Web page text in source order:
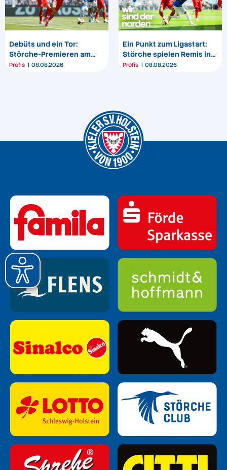
Debüts und ein Tor:
Störche-Premieren am
„Bölle“
Profis 08.08.2026
Ein Punkt zum Ligastart:
Störche spielen Remis in
Darmstadt
Profis 08.08.2026